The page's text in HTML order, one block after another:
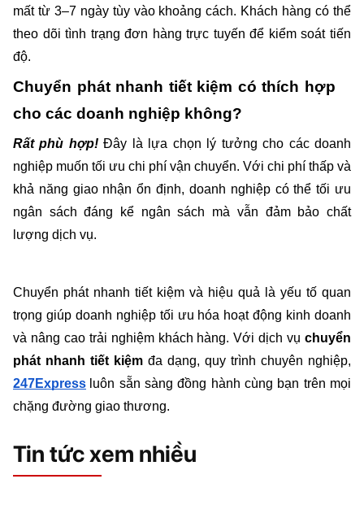
mất từ 3–7 ngày tùy vào khoảng cách. Khách hàng có thể
theo dõi tình trạng đơn hàng trực tuyến để kiểm soát tiến
độ.
Chuyển phát nhanh tiết kiệm có thích hợp
cho các doanh nghiệp không?
Rất phù hợp! Đây là lựa chọn lý tưởng cho các doanh
nghiệp muốn tối ưu chi phí vận chuyển. Với chi phí thấp và
khả năng giao nhận ổn định, doanh nghiệp có thể tối ưu
ngân sách đáng kể ngân sách mà vẫn đảm bảo chất
lượng dịch vụ.
Chuyển phát nhanh tiết kiệm và hiệu quả là yếu tố quan
trọng giúp doanh nghiệp tối ưu hóa hoạt động kinh doanh
và nâng cao trải nghiệm khách hàng. Với dịch vụ chuyển
phát nhanh tiết kiệm
247Express luôn sẵn sàng đồng hành cùng bạn trên mọi
chặng đường giao thương.
Tin tức xem nhiều